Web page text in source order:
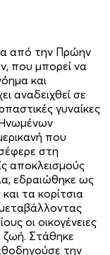
από την Πρώην
που μπορεί να
και
αναδειχθεί σε
γυναίκες
που
στη
αποκλεισμούς
εδραιώθηκε ως
τα κορίτσια
οι οικογένειες
ζωή. Στάθηκε
την